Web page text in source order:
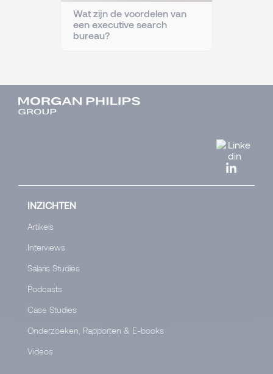
Wat zijn de voordelen van
een executive search
bureau?
INZICHTEN
Artikels
Interviews
Salaris Studies
Podcasts
Case Studies
Onderzoeken, Rapporten & E-books
Videos